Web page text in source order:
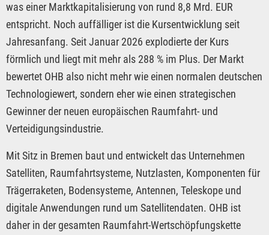
was einer Marktkapitalisierung von rund 8,8 Mrd. EUR
entspricht. Noch auffälliger ist die Kursentwicklung seit
Jahresanfang. Seit Januar 2026 explodierte der Kurs
förmlich und liegt mit mehr als 288 % im Plus. Der Markt
bewertet OHB also nicht mehr wie einen normalen deutschen
Technologiewert, sondern eher wie einen strategischen
Gewinner der neuen europäischen Raumfahrt- und
Verteidigungsindustrie.
Mit Sitz in Bremen baut und entwickelt das Unternehmen
Satelliten, Raumfahrtsysteme, Nutzlasten, Komponenten für
Trägerraketen, Bodensysteme, Antennen, Teleskope und
digitale Anwendungen rund um Satellitendaten. OHB ist
daher in der gesamten Raumfahrt-Wertschöpfungskette